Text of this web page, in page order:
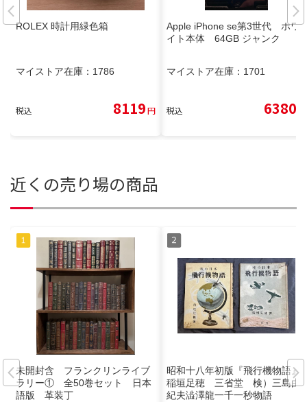
ROLEX 時計用緑色箱
マイストア在庫： 1786
税込 8119円
Apple iPhone se第3世代 ホワ
イト本体 64GB ジャンク
マイストア在庫： 1701
税込 6380
近くの売り場の商品
未開封含 フランクリンライブ
ラリー① 全50巻セット 日本
語版 革装丁
昭和十八年初版『飛行機物語』
稲垣足穂 三省堂 検）三島由
紀夫澁澤龍一千一秒物語